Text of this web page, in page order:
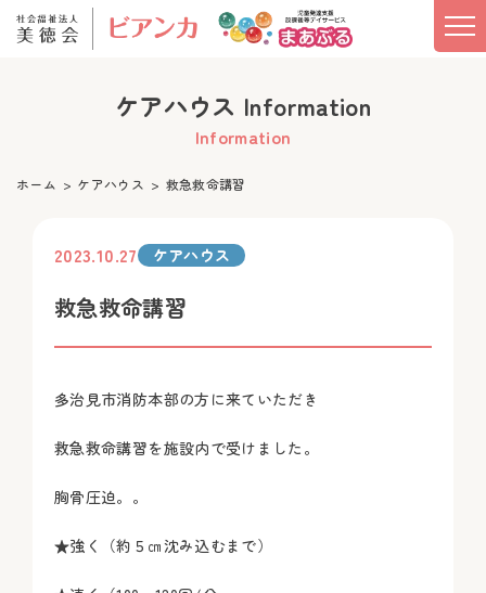
ケアハウス Information
Information
ホーム ケアハウス 救急救命講習
2023.10.27 ケアハウス
救急救命講習
多治見市消防本部の方に来ていただき
救急救命講習を施設内で受けました。
胸骨圧迫。。
★強く（約５㎝沈み込むまで）